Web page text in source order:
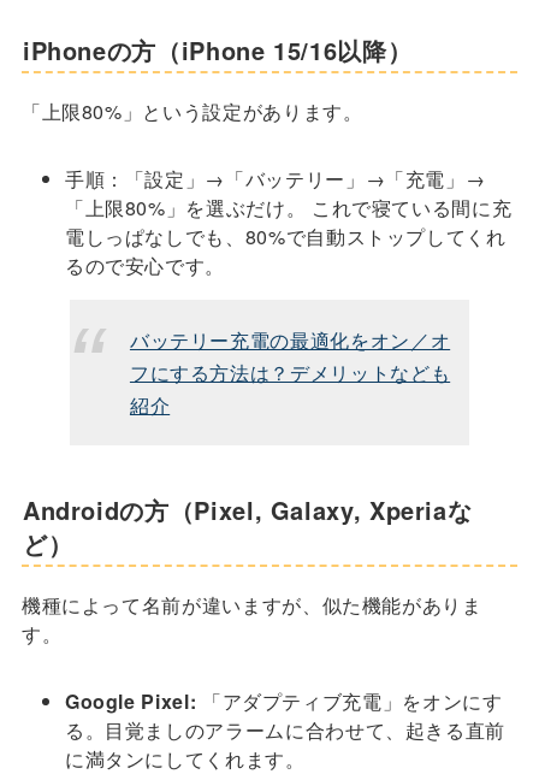
iPhoneの方（iPhone 15/16以降）
「上限80%」という設定があります。
手順：「設定」→「バッテリー」→「充電」→
「上限80%」を選ぶだけ。 これで寝ている間に充
電しっぱなしでも、80%で自動ストップしてくれ
るので安心です。
バッテリー充電の最適化をオン／オ
フにする方法は？デメリットなども
紹介
Androidの方（Pixel, Galaxy, Xperiaな
ど）
機種によって名前が違いますが、似た機能がありま
す。
Google Pixel: 「アダプティブ充電」をオンにす
る。目覚ましのアラームに合わせて、起きる直前
に満タンにしてくれます。